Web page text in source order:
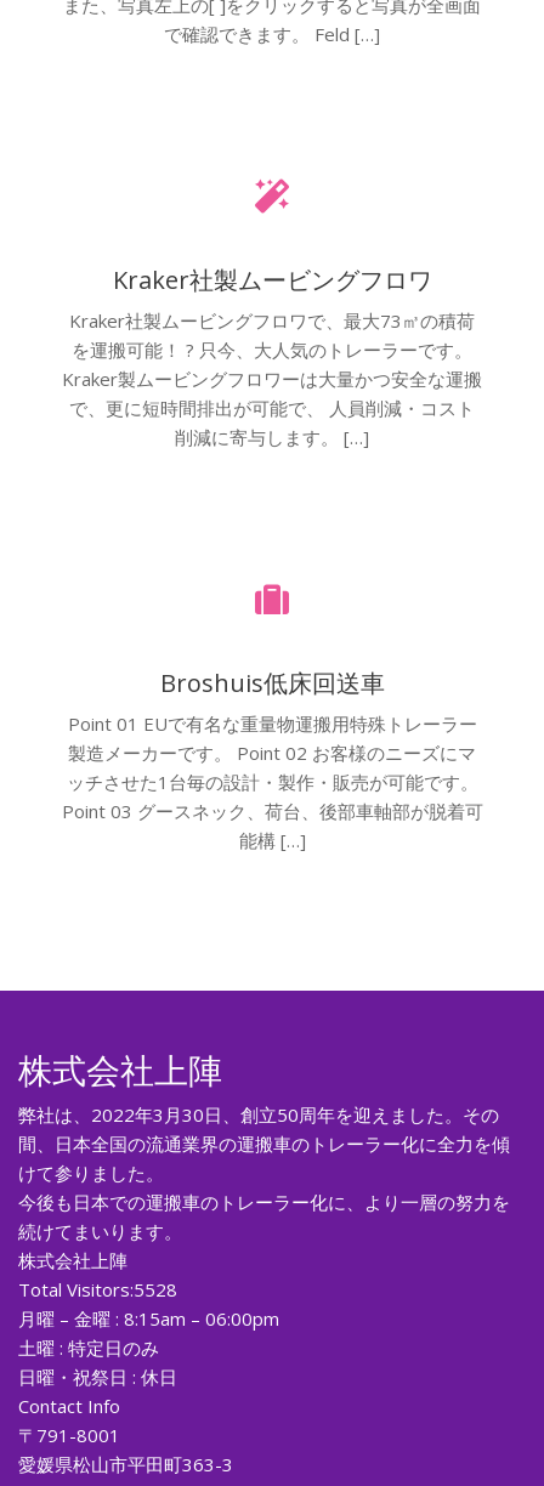
で確認できます。 Feld […]
Kraker社製ムービングフロワ
Kraker社製ムービングフロワで、最大73㎥の積荷
を運搬可能！ ? 只今、大人気のトレーラーです。
Kraker製ムービングフロワーは大量かつ安全な運搬
で、更に短時間排出が可能で、 人員削減・コスト
削減に寄与します。 […]
Broshuis低床回送車
Point 01 EUで有名な重量物運搬用特殊トレーラー
製造メーカーです。 Point 02 お客様のニーズにマ
ッチさせた1台毎の設計・製作・販売が可能です。
Point 03 グースネック、荷台、後部車軸部が脱着可
能構 […]
株式会社上陣
弊社は、2022年3月30日、創立50周年を迎えました。その
間、日本全国の流通業界の運搬車のトレーラー化に全力を傾
けて参りました。
今後も日本での運搬車のトレーラー化に、より一層の努力を
続けてまいります。
株式会社上陣
Total Visitors:5528
月曜 – 金曜 : 8:15am – 06:00pm
土曜 : 特定日のみ
日曜・祝祭日 : 休日
Contact Info
〒791-8001
愛媛県松山市平田町363-3